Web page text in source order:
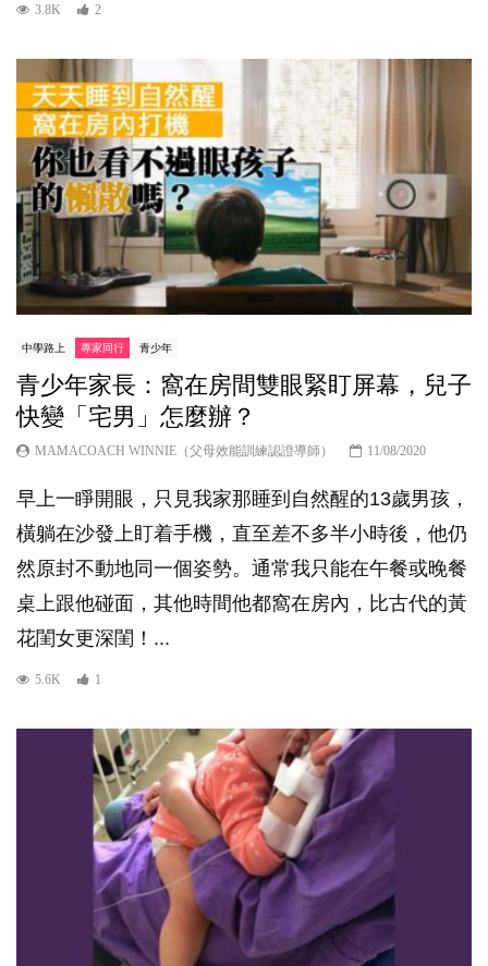
3.8K 2
中學路上 專家同行 青少年
青少年家長：窩在房間雙眼緊盯屏幕，兒子
快變「宅男」怎麼辦？
MAMACOACH WINNIE（父母效能訓練認證導師） 11/08/2020
早上一睜開眼，只見我家那睡到自然醒的13歲男孩，
橫躺在沙發上盯着手機，直至差不多半小時後，他仍
然原封不動地同一個姿勢。通常我只能在午餐或晚餐
桌上跟他碰面，其他時間他都窩在房內，比古代的黃
花閨女更深閨！...
5.6K 1